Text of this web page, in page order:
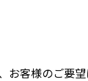
お客様のご要